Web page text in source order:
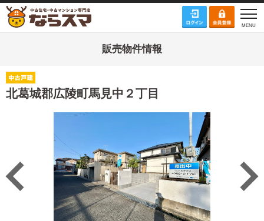
販売物件情報
北葛城郡広陵町馬見中２丁目